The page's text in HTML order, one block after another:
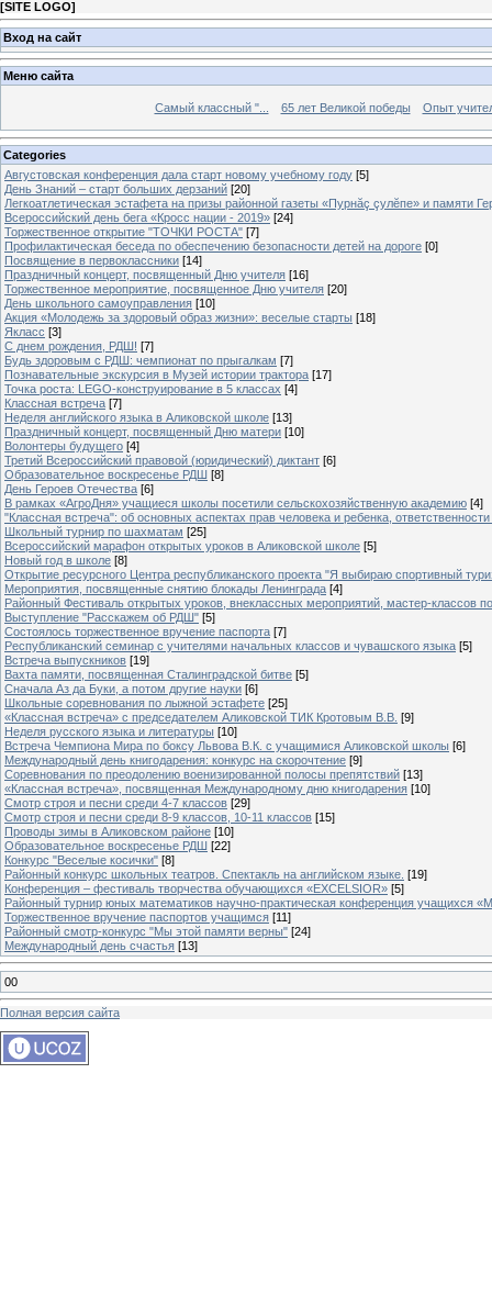
[SITE LOGO]
Вход на сайт
Меню сайта
Самый классный "... 65 лет Великой победы Опыт
Categories
Августовская конференция дала старт новому учебному году [5]
День Знаний – старт больших дерзаний [20]
Легкоатлетическая эстафета на призы районной газеты «Пурнăç çулĕпе» и памяти
Всероссийский день бега «Кросс нации - 2019» [24]
Торжественное открытие "ТОЧКИ РОСТА" [7]
Профилактическая беседа по обеспечению безопасности детей на дороге [0]
Посвящение в первоклассники [14]
Праздничный концерт, посвященный Дню учителя [16]
Торжественное мероприятие, посвященное Дню учителя [20]
День школьного самоуправления [10]
Акция «Молодежь за здоровый образ жизни»: веселые старты [18]
Якласс [3]
С днем рождения, РДШ! [7]
Будь здоровым с РДШ: чемпионат по прыгалкам [7]
Познавательные экскурсия в Музей истории трактора [17]
Точка роста: LEGO-конструирование в 5 классах [4]
Классная встреча [7]
Неделя английского языка в Аликовской школе [13]
Праздничный концерт, посвященный Дню матери [10]
Волонтеры будущего [4]
Третий Всероссийский правовой (юридический) диктант [6]
Образовательное воскресенье РДШ [8]
День Героев Отечества [6]
В рамках «АгроДня» учащиеся школы посетили сельскохозяйственную академию [4]
"Классная встреча": об основных аспектах прав человека и ребенка,
Школьный турнир по шахматам [25]
Всероссийский марафон открытых уроков в Аликовской школе [5]
Новый год в школе [8]
Открытие ресурсного Центра республиканского проекта "Я выбираю спортивный
Мероприятия, посвященные снятию блокады Ленинграда [4]
Районный Фестиваль открытых уроков, внеклассных мероприятий, мастер-классов
Выступление "Расскажем об РДШ" [5]
Состоялось торжественное вручение паспорта [7]
Республиканский семинар с учителями начальных классов и чувашского языка [5]
Встреча выпускников [19]
Вахта памяти, посвященная Сталинградской битве [5]
Сначала Аз да Буки, а потом другие науки [6]
Школьные соревнования по лыжной эстафете [25]
«Классная встреча» с председателем Аликовской ТИК Кротовым В.В. [9]
Неделя русского языка и литературы [10]
Встреча Чемпиона Мира по боксу Львова В.К. с учащимися Аликовской школы [6]
Международный день книгодарения: конкурс на скорочтение [9]
Cоревнования по преодолению военизированной полосы препятствий [13]
«Классная встреча», посвященная Международному дню книгодарения [10]
Смотр строя и песни среди 4-7 классов [29]
Смотр строя и песни среди 8-9 классов, 10-11 классов [15]
Проводы зимы в Аликовском районе [10]
Образовательное воскресенье РДШ [22]
Конкурс "Веселые косички" [8]
Районный конкурс школьных театров. Спектакль на английском языке. [19]
Конференция – фестиваль творчества обучающихся «EXCELSIOR» [5]
Районный турнир юных математиков научно-практическая конференция учащихся
Торжественное вручение паспортов учащимся [11]
Районный смотр-конкурс "Мы этой памяти верны" [24]
Международный день счастья [13]
00
Полная версия сайта